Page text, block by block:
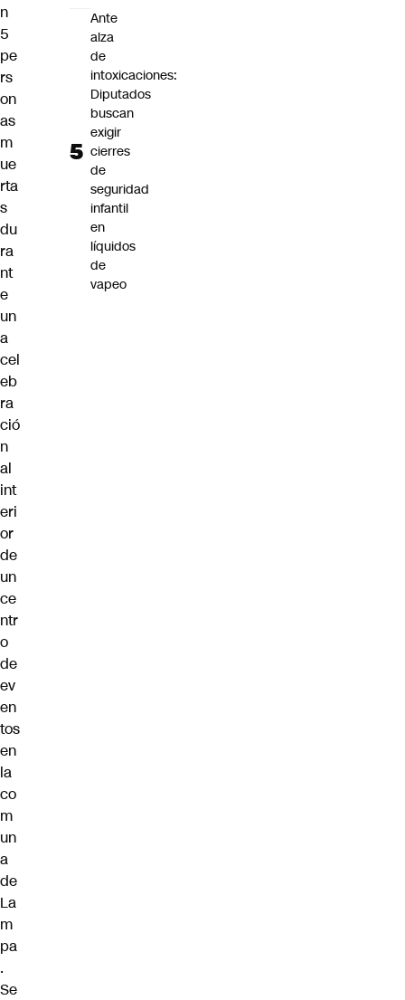
n
5
pe
rs
on
as
m
ue
rta
s
du
ra
nt
e
un
a
cel
eb
ra
ció
n
al
int
eri
or
de
un
ce
ntr
o
de
ev
en
tos
en
la
co
m
un
a
de
La
m
pa
.
Se
Ante
alza
de
intoxicaciones:
Diputados
buscan
exigir
cierres
de
seguridad
infantil
en
líquidos
de
vapeo